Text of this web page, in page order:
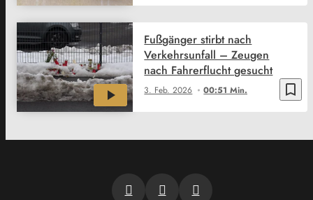
bookmark_border
3. Feb. 2026 00:51 Min.
Fußgänger stirbt nach
Verkehrsunfall – Zeugen
nach Fahrerflucht gesucht